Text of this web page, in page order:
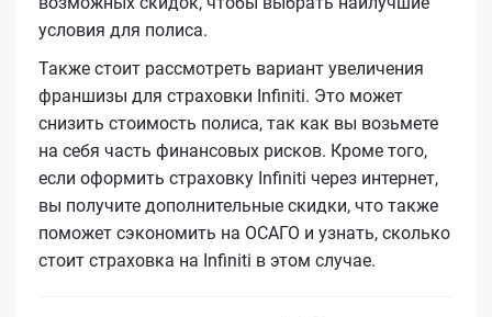
условия для полиса.
Также стоит рассмотреть вариант увеличения
франшизы для страховки Infiniti. Это может
снизить стоимость полиса, так как вы возьмете
на себя часть финансовых рисков. Кроме того,
если оформить страховку Infiniti через интернет,
вы получите дополнительные скидки, что также
поможет сэкономить на ОСАГО и узнать, сколько
стоит страховка на Infiniti в этом случае.